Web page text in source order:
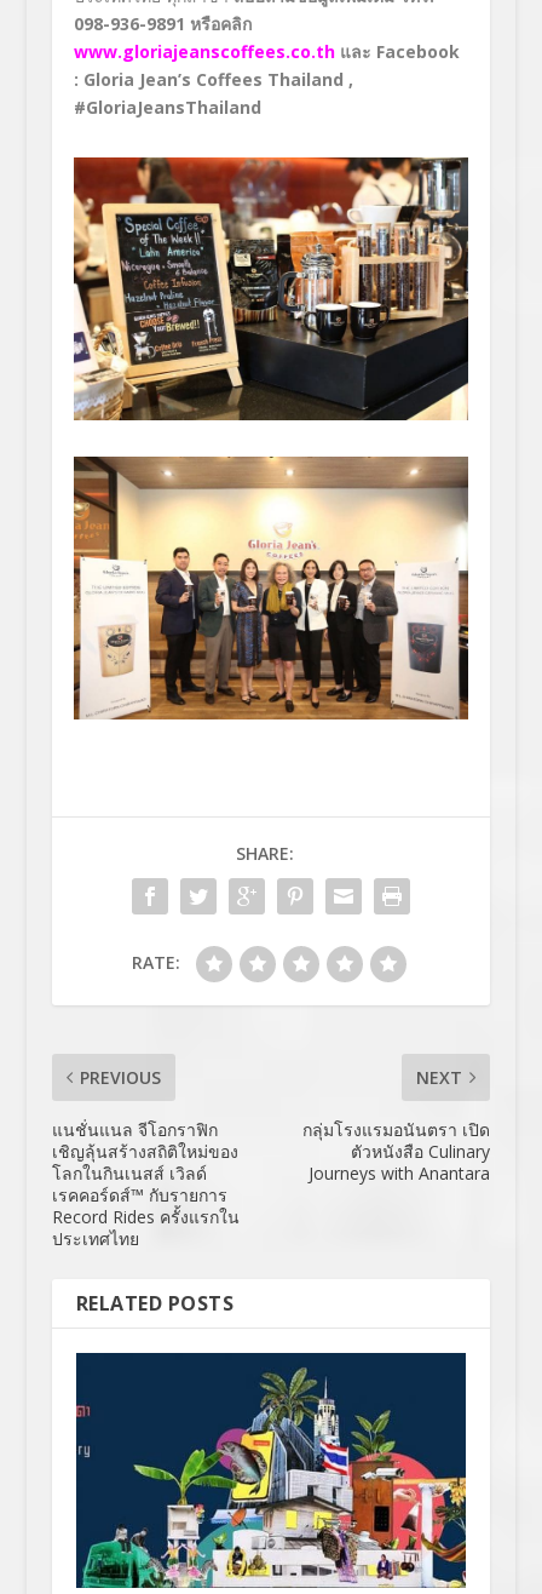
098-936-9891 หรือคลิก
www.gloriajeanscoffees.co.thและ Facebook
: Gloria Jean’s Coffees Thailand ,
#GloriaJeansThailand
SHARE:
RATE:
PREVIOUS
แนชั่นแนล จีโอกราฟิก
เชิญลุ้นสร้างสถิติใหม่ของ
โลกในกินเนสส์ เวิลด์
เรคคอร์ดส์™ กับรายการ
Record Rides ครั้งแรกใน
ประเทศไทย
NEXT
กลุ่มโรงแรมอนันตรา เปิด
ตัวหนังสือ Culinary
Journeys with Anantara
RELATED POSTS